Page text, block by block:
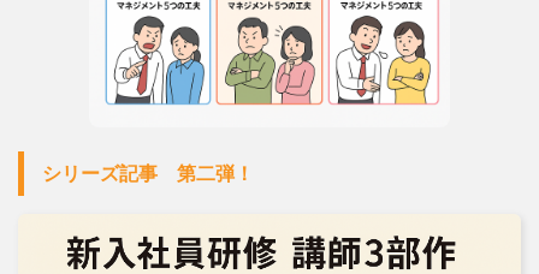
シリーズ記事 第二弾！